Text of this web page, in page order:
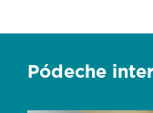
Pódeche